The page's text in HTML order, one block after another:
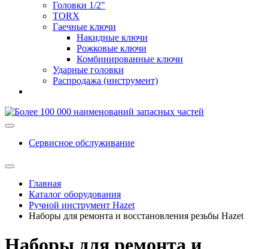
Головки 1/2"
TORX
Гаечные ключи
Накидные ключи
Рожковые ключи
Комбинированные ключи
Ударные головки
Распродажа (инструмент)
Сервисное обслуживание
Главная
Каталог оборудования
Ручной инструмент Hazet
Наборы для ремонта и восстановления резьбы Hazet